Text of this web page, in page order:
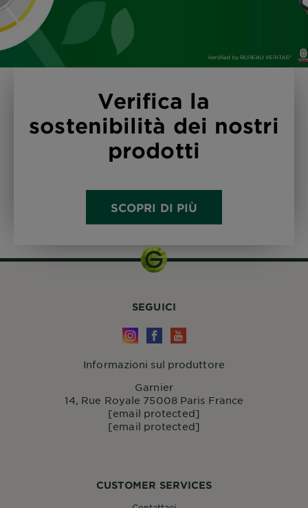
Verifica la
sostenibilità dei nostri
prodotti
SCOPRI DI PIÙ
CUSTOMER SERVICES
SEGUICI
Informazioni sul produttore
Garnier
14, Rue Royale 75008 Paris France
[email protected]
[email protected]